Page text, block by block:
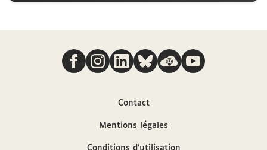
Titre
Conclusions de l'Université, 13 décembre 1661 - 28
décembre 1667
Nous suivre
Contact
Mentions légales